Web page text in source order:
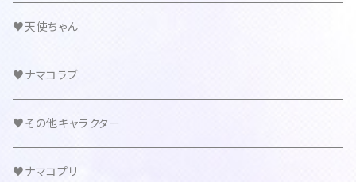
♥天使ちゃん
♥ナマコラブ
♥その他キャラクター
♥ナマコプリ